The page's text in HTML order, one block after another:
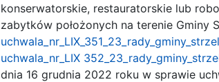
konserwatorskie, restauratorskie lub
zabytków położonych na terenie Gminy
uchwala_nr_LIX
dnia 16 grudnia 2022 roku w sprawie